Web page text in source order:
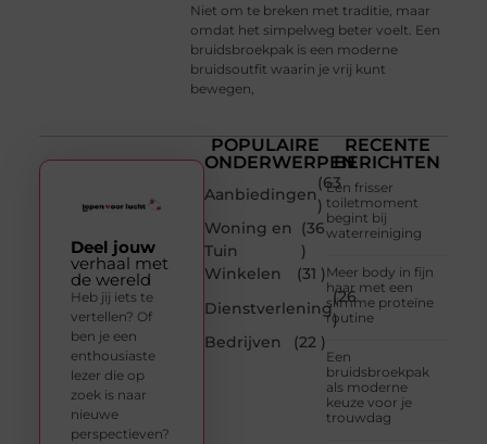
Niet om te breken met traditie, maar
omdat het simpelweg beter voelt. Een
bruidsbroekpak is een moderne
bruidsoutfit waarin je vrij kunt
bewegen,
POPULAIRE
ONDERWERPEN
Aanbiedingen
(63
)
Woning en
Tuin
(36
)
Winkelen
(31 )
Dienstverlening
(26
)
Bedrijven
(22 )
RECENTE
BERICHTEN
Een frisser
toiletmoment
begint bij
waterreiniging
Meer body in fijn
haar met een
slimme proteïne
routine
Een
bruidsbroekpak
als moderne
keuze voor je
trouwdag
Deel jouw
verhaal met
de wereld
Heb jij iets te
vertellen? Of
ben je een
enthousiaste
lezer die op
zoek is naar
nieuwe
perspectieven?